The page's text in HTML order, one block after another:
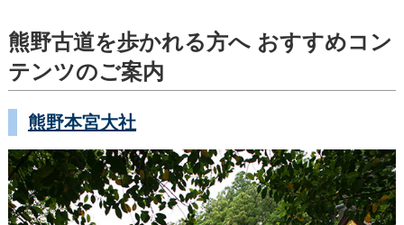
熊野古道を歩かれる方へ おすすめコン
テンツのご案内
熊野本宮大社